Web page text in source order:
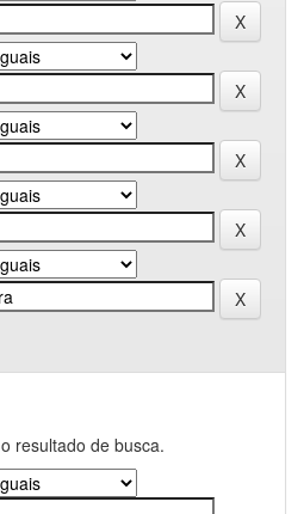
resultado de busca.